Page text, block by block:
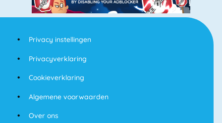
Privacy instellingen
Privacyverklaring
Cookieverklaring
Algemene voorwaarden
Over ons